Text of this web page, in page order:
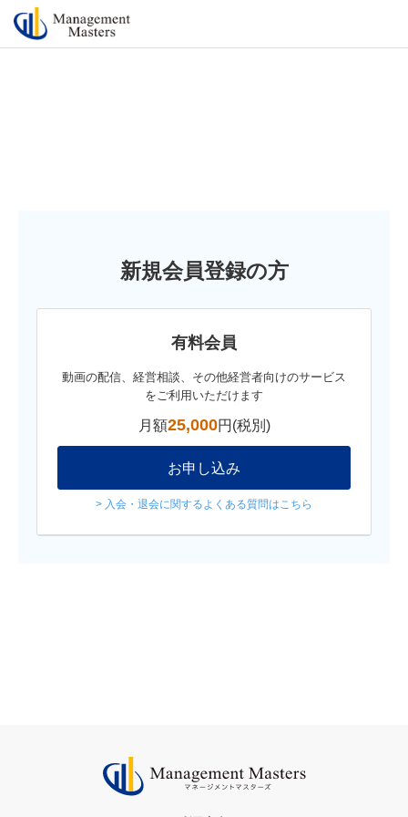
新規会員登録の方
有料会員
動画の配信、経営相談、その他経営者向けのサービス
をご利用いただけます
月額25,000円(税別)
お申し込み
> 入会・退会に関するよくある質問はこちら